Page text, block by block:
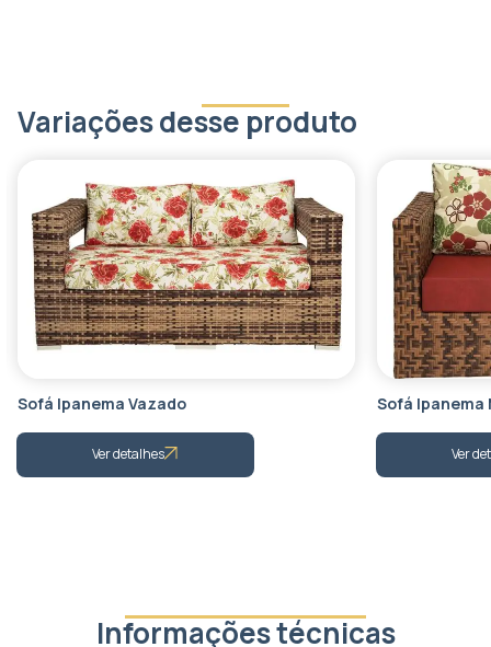
Variações desse produto
Sofá Ipanema Vazado
Ver detalhes
Sofá Ipanema
Ver
Informações técnicas